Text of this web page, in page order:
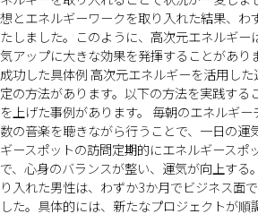
想とエネルギーワークを取り入れた結果、わ
たしました。このように、高次元エネルギー
気アップに大きな効果を発揮することがあり
成功した具体例 高次元エネルギーを活用し
定の方法があります。以下の方法を実践する
を上げた事例があります。 毎朝のエネルギ
数の音楽を聴きながら行うことで、一日の運
ギースポットの訪問定期的にエネルギースポ
で、心身のバランスが整い、運気が向上する
り入れた男性は、わずか3か月でビジネス面
した。具体的には、新たなプロジェクトが順